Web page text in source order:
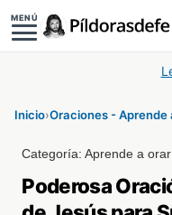
MENÚ
Inicio›Oraciones - Aprende
Categoría:Aprende a orar
Poderosa